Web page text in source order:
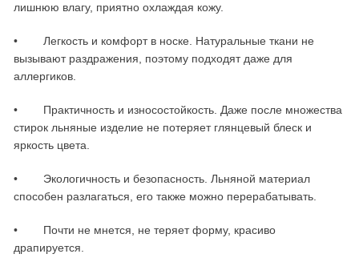
лишнюю влагу, приятно охлаждая кожу.
• Легкость и комфорт в носке. Натуральные ткани не
вызывают раздражения, поэтому подходят даже для
аллергиков.
• Практичность и износостойкость. Даже после множества
стирок льняные изделие не потеряет глянцевый блеск и
яркость цвета.
• Экологичность и безопасность. Льняной материал
способен разлагаться, его также можно перерабатывать.
• Почти не мнется, не теряет форму, красиво
драпируется.